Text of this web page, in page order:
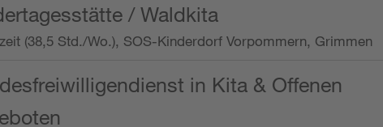
/ Waldkita
(38,5 Std./Wo.), SOS-Kinderdorf Vorpommern, Grimmen
in Kita & Offenen